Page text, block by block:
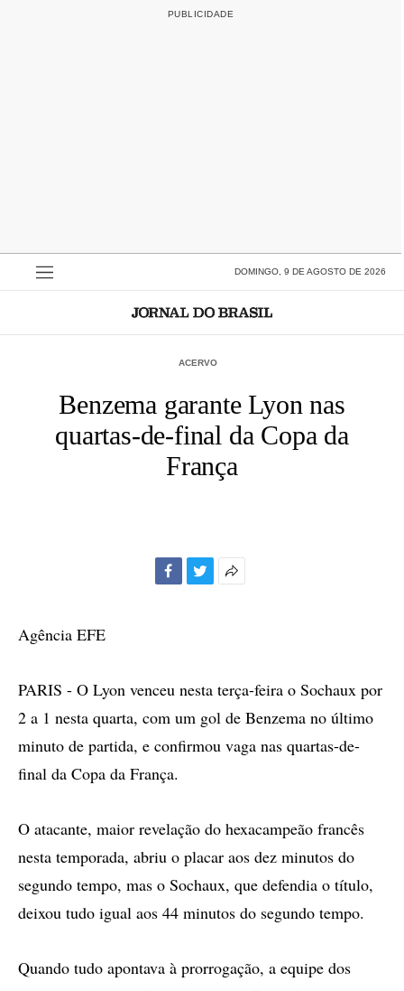
DOMINGO, 9 DE AGOSTO DE 2026
ACERVO
Benzema garante Lyon nas
quartas-de-final da Copa da
França
Agência EFE
PARIS - O Lyon venceu nesta terça-feira o Sochaux por
2 a 1 nesta quarta, com um gol de Benzema no último
minuto de partida, e confirmou vaga nas quartas-de-
final da Copa da França.
O atacante, maior revelação do hexacampeão francês
nesta temporada, abriu o placar aos dez minutos do
segundo tempo, mas o Sochaux, que defendia o título,
deixou tudo igual aos 44 minutos do segundo tempo.
Quando tudo apontava à prorrogação, a equipe dos